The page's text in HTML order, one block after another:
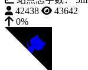
42438
43642
0%